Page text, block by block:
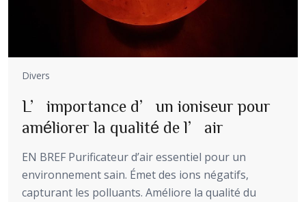
Divers
L’importance d’un ioniseur pour
améliorer la qualité de l’air
EN BREF Purificateur d’air essentiel pour un
environnement sain. Émet des ions négatifs,
capturant les polluants. Améliore la qualité du